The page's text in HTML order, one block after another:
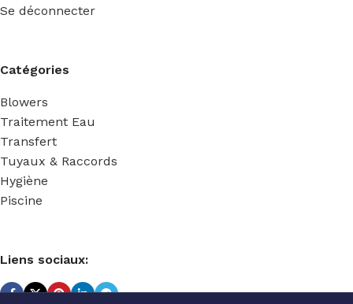
Se déconnecter
Catégories
Blowers
Traitement Eau
Transfert
Tuyaux & Raccords
Hygiène
Piscine
Liens sociaux: